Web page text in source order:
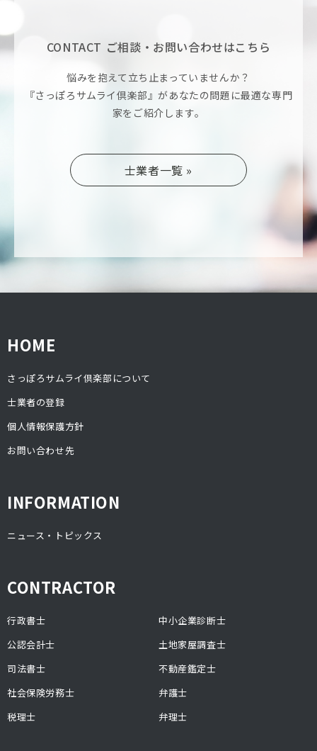
CONTACT ご相談・お問い合わせはこちら
悩みを抱えて立ち止まっていませんか？
『さっぽろサムライ倶楽部』があなたの問題に最適な専門
家をご紹介します。
士業者一覧 »
HOME
さっぽろサムライ倶楽部について
士業者の登録
個人情報保護方針
お問い合わせ先
INFORMATION
ニュース・トピックス
CONTRACTOR
行政書士
公認会計士
司法書士
社会保険労務士
税理士
中小企業診断士
土地家屋調査士
不動産鑑定士
弁護士
弁理士